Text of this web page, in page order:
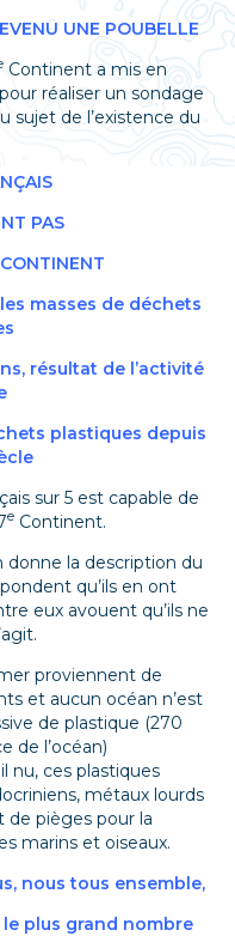
UNE POUBELLE
Continent a mis en
réaliser un sondage
sujet de l’existence du
PAS
masses de déchets
résultat de l’activité
plastiques depuis
sur 5 est capable de
e Continent.
donne la description du
qu’ils en ont
eux avouent qu’ils ne
proviennent de
et aucun océan n’est
de plastique (270
de l’océan)
nu, ces plastiques
métaux lourds
de pièges pour la
marins et oiseaux.
nous tous ensemble,
plus grand nombre